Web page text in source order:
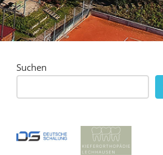
Suchen